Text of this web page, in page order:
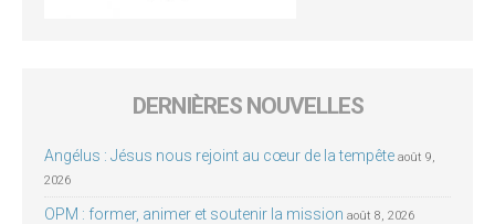
DERNIÈRES NOUVELLES
Angélus : Jésus nous rejoint au cœur de la tempête août 9,
2026
OPM : former, animer et soutenir la mission août 8, 2026